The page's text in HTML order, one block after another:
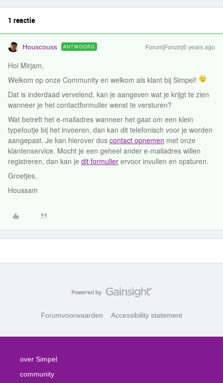
1 reactie
Houscouss ANTWOORD Forum|Forum|6 years ago
Hoi Mirjam,
Welkom op onze Community en welkom als klant bij Simpel!
Dat is inderdaad vervelend, kan je aangeven wat je krijgt te zien
wanneer je het contactformulier wenst te versturen?
Wat betreft het e-mailadres wanneer het gaat om een klein
typefoutje bij het invoeren, dan kan dit telefonisch voor je worden
aangepast. Je kan hierover dus contact opnemen met onze
klantenservice. Mocht je een geheel ander e-mailadres willen
registreren, dan kan je dit formulier ervoor invullen en opsturen.
Groetjes,
Houssam
Forumvoorwaarden Accessibility statement
over Simpel
community